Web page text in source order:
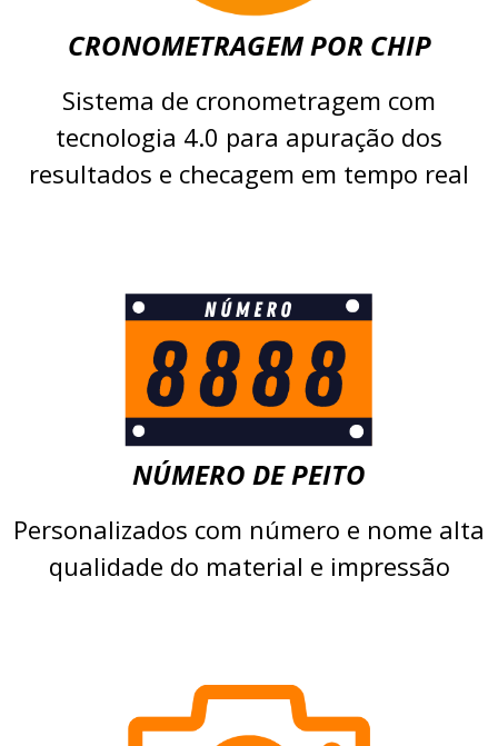
CRONOMETRAGEM POR CHIP
Sistema de cronometragem com
tecnologia 4.0 para apuração dos
resultados e checagem em tempo real
NÚMERO DE PEITO
Personalizados com número e nome alta
qualidade do material e impressão